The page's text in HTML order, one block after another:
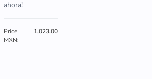
ahora!
Price
MXN:
1,023.00